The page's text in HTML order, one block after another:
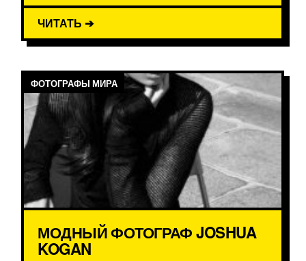
ЧИТАТЬ ➔
ФОТОГРАФЫ МИРА
МОДНЫЙ ФОТОГРАФ JOSHUA
KOGAN